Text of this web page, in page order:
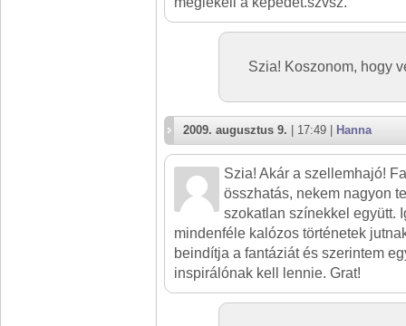
Szia! Koszonom, hogy
2009. augusztus 9. | 17:49 | Hanna
Szia! Akár a szellemhajó!
összhatás, nekem nagyon
szokatlan színekkel együtt.
mindenféle kalózos történetek
beindítja a fantáziát és szerintem
inspirálónak kell lennie. Grat!